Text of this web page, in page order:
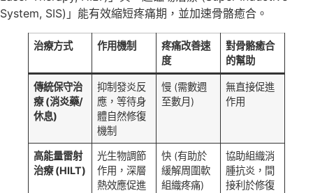
System, SIS)」能有效縮短疼痛期，並加速骨骼癒合。
治療方式 作用機制
疼痛改善速
度
對骨骼癒合
的幫助
傳統保守治
療 (消炎藥/
休息)
抑制發炎反
應，等待身
體自然修復
機制
慢 (需數週
至數月)
無直接促進
作用
高能量雷射
治療 (HILT)
光生物調節
作用，深層
熱效應促進
快 (有助於
緩解周圍軟
組織疼痛)
協助組織消
腫抗炎，間
接利於修復